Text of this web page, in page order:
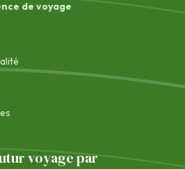
de voyage
voyage par